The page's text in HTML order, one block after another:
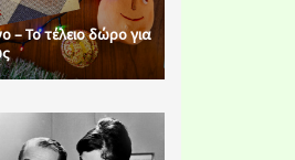
– Το τέλειο δώρο για